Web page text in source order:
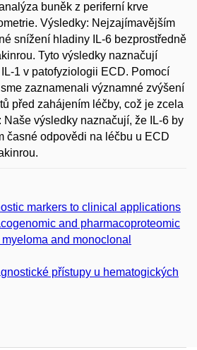
buněk z periferní krve
Výsledky: Nejzajímavějším
snížení hladiny IL-6 bezprostředně
Tyto výsledky naznačují
1 v patofyziologii ECD. Pomocí
zaznamenali významné zvýšení
před zahájením léčby, což je zcela
Naše výsledky naznačují, že IL-6 by
časné odpovědi na léčbu u ECD
markers to clinical applications
and pharmacoproteomic
and monoclonal
přístupy u hematogických